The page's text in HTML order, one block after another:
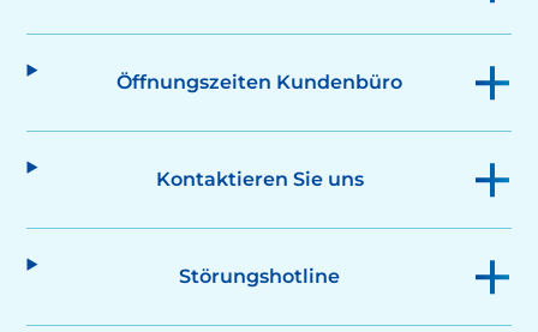
Öffnungszeiten Kundenbüro
Kontaktieren Sie uns
Störungshotline